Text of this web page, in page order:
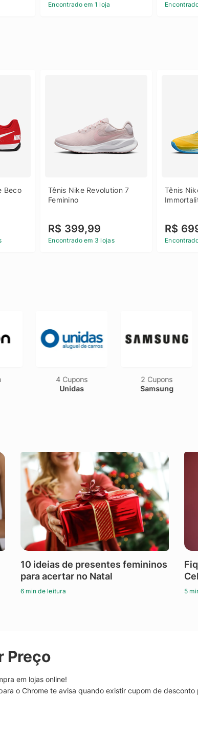
Encontrado em 1 loja
Beco
Tênis Nike Revolution 7
Feminino
R$ 399,99
Encontrado em 3 lojas
Tênis
R$
4 Cupons
Unidas
2 Cupons
Samsung
10 ideias de presentes femininos
para acertar no Natal
6 min de leitura 5
Preço
em lojas online!
o Chrome te avisa quando existir cupom de desconto